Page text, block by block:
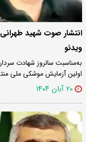
انتشار صوت شهید
ویدئو
به‌مناسبت سالروز شهادت
اولین آزمایش موشکی ملی
۲۰ آبان ۱۴۰۴